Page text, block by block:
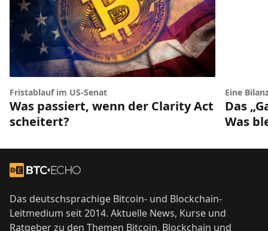
Fristablauf im US-Senat
Was passiert, wenn der Clarity Act
scheitert?
Eine
Das
Was
Zur Startseite
Das deutschsprachige Bitcoin- und Blockchain-
Leitmedium seit 2014. Aktuelle News, Kurse und
Ratgeber zu den Themen Bitcoin, Blockchain und